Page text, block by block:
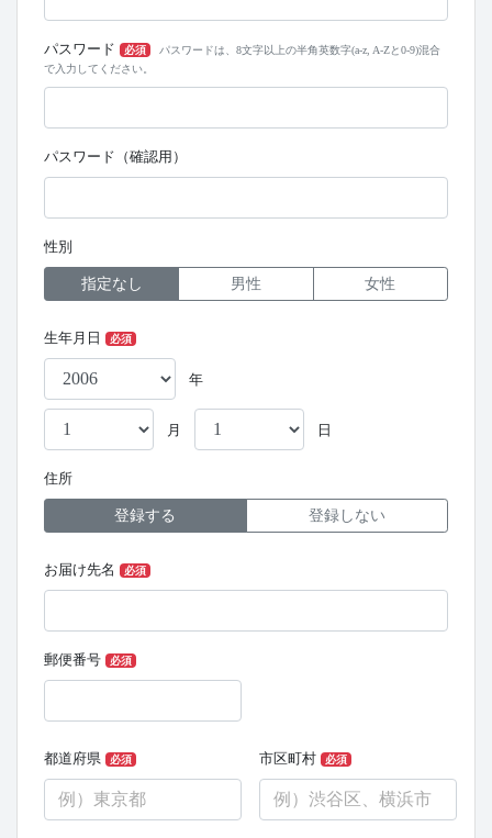
パスワード 必須
パスワードは、8文字以上の半角英数字(a-z, A-Zと0-9)混合
で入力してください。
パスワード（確認用）
性別
指定なし 男性 女性
生年月日 必須
年
月 日
住所
登録する 登録しない
お届け先名 必須
郵便番号 必須
都道府県 必須 市区町村 必須